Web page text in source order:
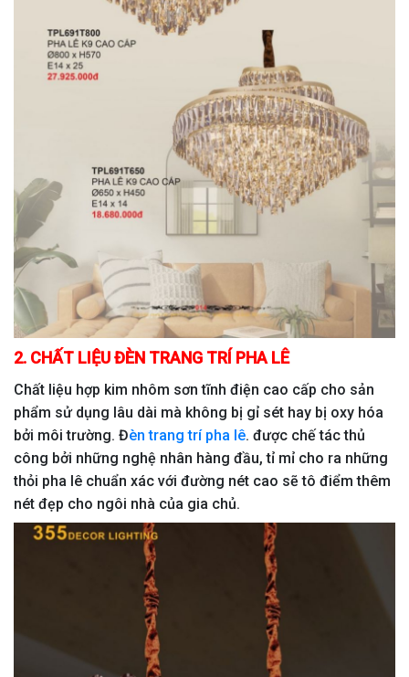
2. CHẤT LIỆU ĐÈN TRANG TRÍ PHA LÊ
Chất liệu hợp kim nhôm sơn tĩnh điện cao cấp cho sản
phẩm sử dụng lâu dài mà không bị gỉ sét hay bị oxy hóa
bởi môi trường. Đèn trang trí pha lê. được chế tác thủ
công bởi những nghệ nhân hàng đầu, tỉ mỉ cho ra những
thỏi pha lê chuẩn xác với đường nét cao sẽ tô điểm thêm
nét đẹp cho ngôi nhà của gia chủ.